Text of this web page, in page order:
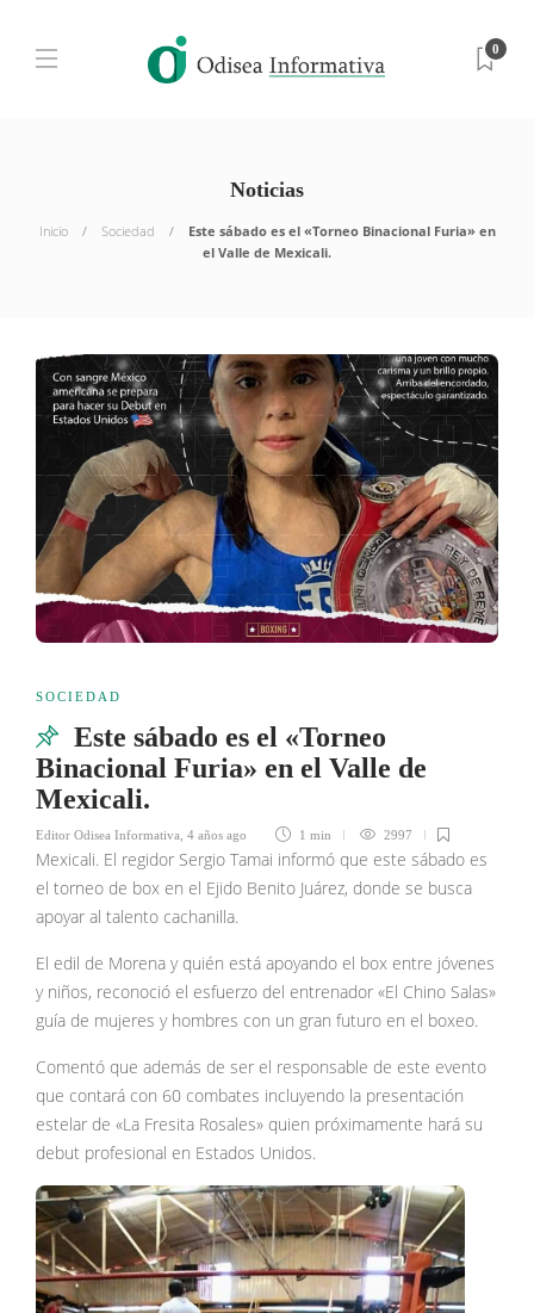
0
Noticias
Inicio Sociedad
Este sábado es el «Torneo Binacional Furia» en
el Valle de Mexicali.
SOCIEDAD
Este sábado es el «Torneo
Binacional Furia» en el Valle de
Mexicali.
Editor Odisea Informativa, 4 años ago 1 min 2997
Mexicali. El regidor Sergio Tamai informó que este sábado es
el torneo de box en el Ejido Benito Juárez, donde se busca
apoyar al talento cachanilla.
El edil de Morena y quién está apoyando el box entre jóvenes
y niños, reconoció el esfuerzo del entrenador «El Chino Salas»
guía de mujeres y hombres con un gran futuro en el boxeo.
Comentó que además de ser el responsable de este evento
que contará con 60 combates incluyendo la presentación
estelar de «La Fresita Rosales» quien próximamente hará su
debut profesional en Estados Unidos.